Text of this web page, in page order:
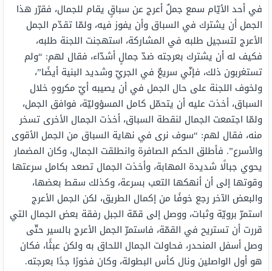
في أحد الأيّام سمع جملٌ أعرج عن سباقٍ يقام للجمال، فقرّر هذا
الجمل أن يشترك في السباق وأن يفوز فيه، ولمّا تقدّم الجمل
الأعرج لتسجيل طلبه في المشاركة، استهجنت اللجنة طلبه،
فكيف له أن يشترك بعرجته ضدّ جمالٍ أشدّاء، فقال لهم: “ولم
تستغربون ذلك، فإنّي سريعٌ في الجريّ وشديد البنية أيضًا”،
ولخوف اللجنة على حال الجمل في أن يصيبه أيّ مكروهٍ خلال
السباق، أخذت عليه أن يتحمّل كامل المسؤوليّة، فوافق الجمل،
ولمّا اجتمعت الجمال لنقطة السباق، أخذت الجمال الأخرى تسخر
منه، فقال لهم: “سوف نرى في نهاية السباق من الجمل الأقوى
والأسرع”. فأطلق الحكم الصافرة وانطلقت الجمال، وكان المضمار
يحوي جبالًا شديدة المهابة، وأخذت الجمال تصعد بكامل سرعتها
وقوتها إلى أن أنهكها التعب بسرعة، وكذلك سقط بعضها،
والبعض الآخر رجع خوفًا من إكمال الطريق، لكن الجمل الأعرج
استمرّ برويّة وثبات، ووصل إلى قمّة الجبل رفقة بعض الجمال التي
قررت أن تستريح في القمّة، فاستمرّ الجمل الأعرج بالسير حتّى
وصل أسفل المنحدر، فحاولت الجمال اللحاق به ولكن عبثًا، فكان
هو أول الواصلين ونال كأس البطولة، وكان فخورًا جدًا بعرجته.